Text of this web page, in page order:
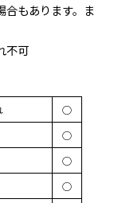
もあります。ま
不可
◯
◯
◯
◯